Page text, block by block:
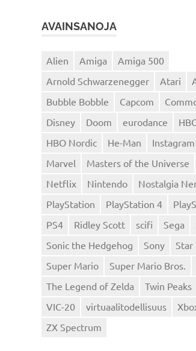
AVAINSANOJA
Alien Amiga
Amiga 500
Arnold Schwarzenegger
Atari
Bubble Bobble
Capcom
Disney
Doom eurodance
HBO Nordic
He-Man Instagram
Marvel
Masters of the Universe
Netflix
Nintendo Nostalgia
PlayStation
PlayStation 4
PS4
Ridley Scott scifi Sega
Sonic the Hedgehog
Sony
Star
Super Mario
Super Mario Bros.
The Legend of Zelda
Twin Peaks
VIC-20
virtuaalitodellisuus
ZX Spectrum